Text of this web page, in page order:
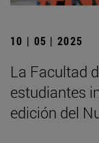
10 | 05 | 2025
La Facultad
estudiantes
edición del